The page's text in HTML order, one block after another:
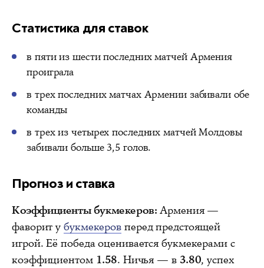
Статистика для ставок
в пяти из шести последних матчей Армения
проиграла
в трех последних матчах Армении забивали обе
команды
в трех из четырех последних матчей Молдовы
забивали больше 3,5 голов.
Прогноз и ставка
Коэффициенты букмекеров: Армения —
фаворит у букмекеров перед предстоящей
игрой. Её победа оценивается букмекерами с
коэффициентом 1.58. Ничья — в 3.80, успех